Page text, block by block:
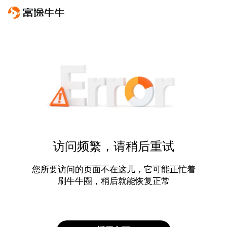
访问频繁，请稍后重试
您所要访问的页面不在这儿，它可能正忙着
刷牛牛圈，稍后就能恢复正常